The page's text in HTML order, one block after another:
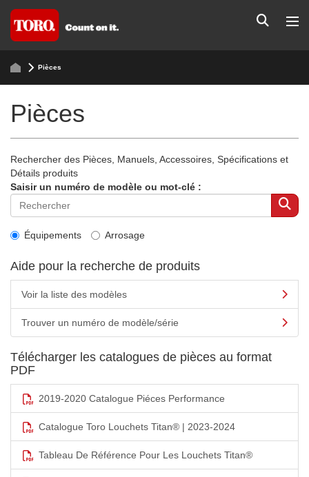
Pièces
Pièces
Rechercher des Pièces, Manuels, Accessoires, Spécifications et
Détails produits
Saisir un numéro de modèle ou mot-clé :
Équipements Arrosage
Aide pour la recherche de produits
Voir la liste des modèles
Trouver un numéro de modèle/série
Télécharger les catalogues de pièces au format
PDF
2019-2020 Catalogue Piéces Performance
Catalogue Toro Louchets Titan® | 2023-2024
Tableau De Référence Pour Les Louchets Titan®